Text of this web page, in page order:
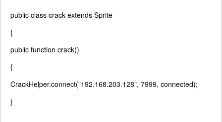
public class crack extends Sprite
{
public function crack()
{
CrackHelper.connect("192.168.203.128", 7999, connected);
}